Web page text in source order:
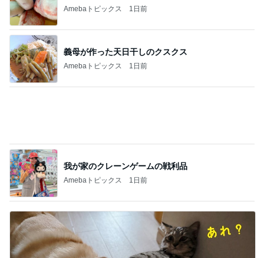
Amebaトピックス 1日前
義母が作った天日干しのクスクス
Amebaトピックス 1日前
我が家のクレーンゲームの戦利品
Amebaトピックス 1日前